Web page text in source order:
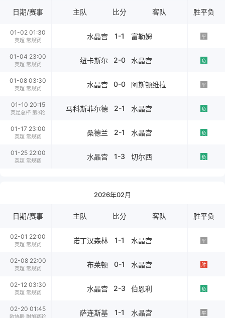
日期/赛事 主队 比分 客队 胜平负
01-02 01:30
英超 常规赛 水晶宫 1-1 富勒姆 平
01-04 23:00
英超 常规赛 纽卡斯尔 2-0 水晶宫 负
01-08 03:30
英超 常规赛 水晶宫 0-0 阿斯顿维拉 平
01-10 20:15
英足总杯 第3轮 马科斯菲尔德 2-1 水晶宫 负
01-17 23:00
英超 常规赛 桑德兰 2-1 水晶宫 负
01-25 22:00
英超 常规赛 水晶宫 1-3 切尔西 负
2026年02月
日期/赛事 主队 比分 客队 胜平负
02-01 22:00
英超 常规赛 诺丁汉森林 1-1 水晶宫 平
02-08 22:00
英超 常规赛 布莱顿 0-1 水晶宫 胜
02-12 03:30
英超 常规赛 水晶宫 2-3 伯恩利 负
02-20 01:45
欧协联 附加赛轮 萨连斯基 1-1 水晶宫 平